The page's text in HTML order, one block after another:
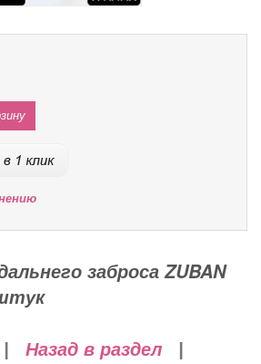
заброса ZUBAN
Назад в раздел